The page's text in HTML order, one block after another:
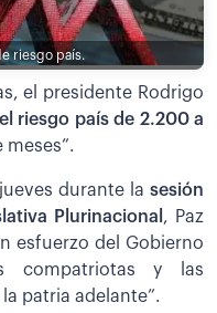
riesgo país.
el presidente Rodrigo
riesgo país de 2.200 a
meses”.
durante la sesión
Plurinacional , Paz
esfuerzo del Gobierno
compatriotas y las
patria adelante”.